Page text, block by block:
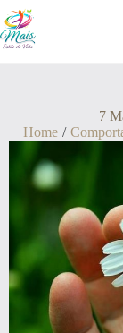
7
Home /